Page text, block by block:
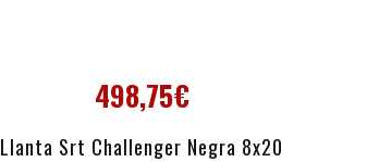
498,75€
Llanta Srt Challenger Negra 8x20
AÑADIR AL CARRITO